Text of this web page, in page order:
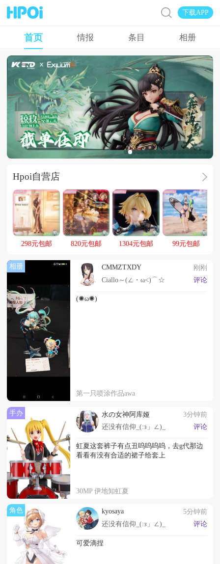
下载APP
首页 情报 条目 相册
广告
Hpoi自营店
298元包邮 820元包邮 1304元包邮 99元包邮
相册 CMMZTXDY
刚刚
Ciallo～(∠・ω<)⌒☆
评论
(✺ω✺)
第一只喷涂作品awa
手办 水の女神阿库娅
3分钟前
还没有信仰_(:з」∠)_
评论
虹夏这套裤子有点丑呜呜呜呜，去g代那边
看看有没有合适的裙子给套上
30MP 伊地知虹夏
角色 kyosaya
5分钟前
还没有信仰_(:з」∠)_
评论
可爱滴捏